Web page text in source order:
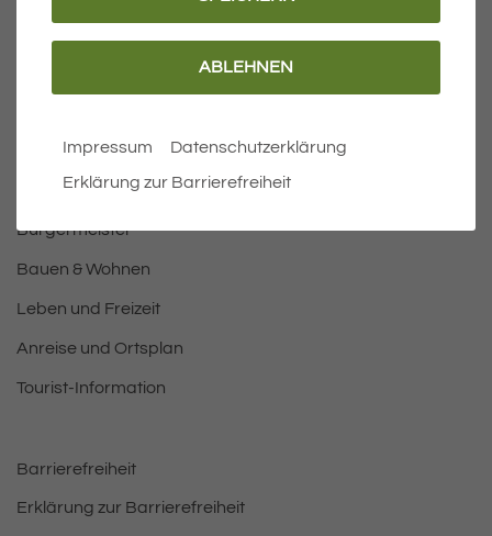
Aktuelles
Öffnungszeiten Rathaus
Bürgermeister
Bauen & Wohnen
Leben und Freizeit
Anreise und Ortsplan
Tourist-Information
Barrierefreiheit
Erklärung zur Barrierefreiheit
ABLEHNEN
Impressum
Datenschutzerklärung
Erklärung zur Barrierefreiheit